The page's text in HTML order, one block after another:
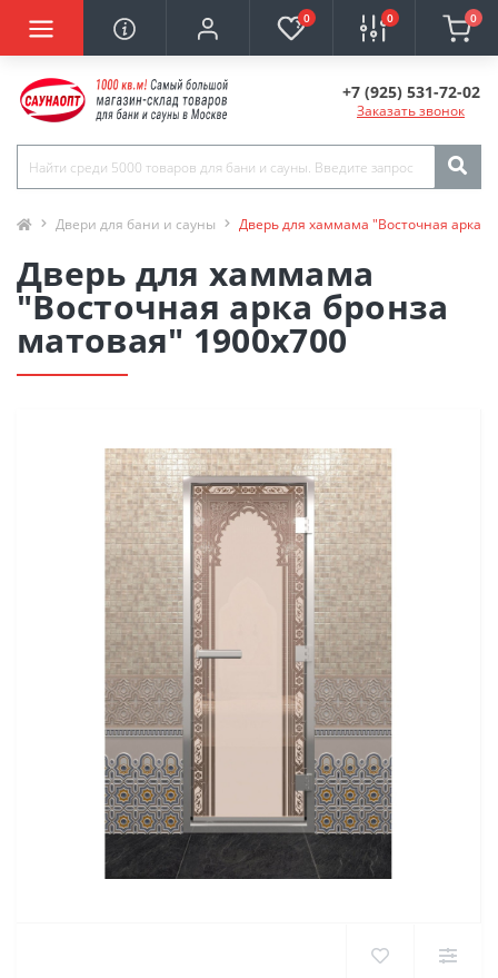
0 0 0
+7 (925) 531-72-02
Заказать звонок
Двери для бани и сауны Дверь для хаммама "Восточная арка
Дверь для хаммама
"Восточная арка бронза
матовая" 1900х700